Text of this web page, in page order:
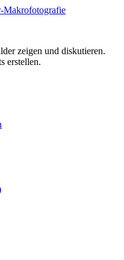
zeigen und diskutieren.
erstellen.